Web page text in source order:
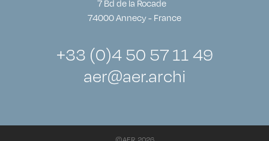
7 Bd de la Rocade
74000 Annecy - France
+33 (0)4 50 57 11 49
aer@aer.archi